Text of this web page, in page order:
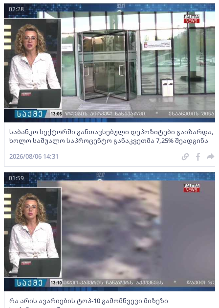
საბანკო სექტორში განთავსებული დეპოზიტები გაიზარდა,
ხოლო საშუალო საპროცენტო განაკვეთმა 7,25% შეადგინა
02:28
2026/08/06 14:31
რა არის ავარიების ტოპ-10 გამომწვევი მიზეზი
01:59